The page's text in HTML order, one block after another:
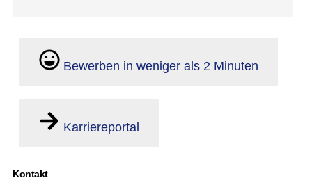
Bewerben in weniger als 2 Minuten
Karriereportal
Kontakt